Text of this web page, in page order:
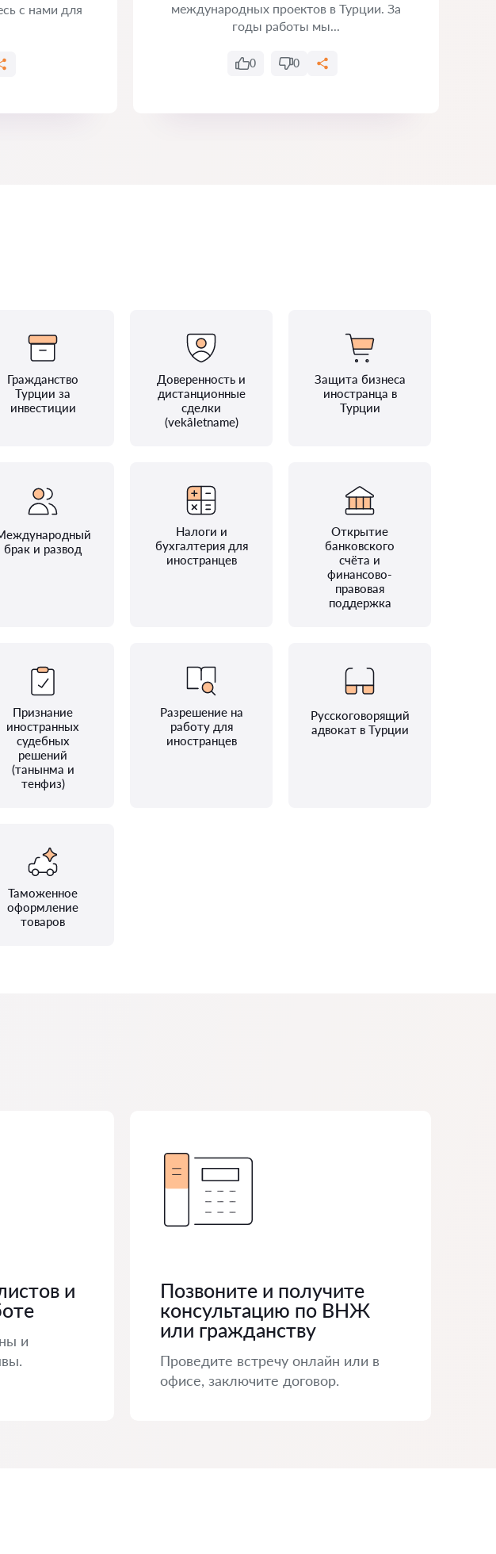
с нами для
международных проектов в Турции. За
годы работы мы...
0 0
Гражданство
Турции за
инвестиции
Доверенность и
дистанционные
сделки
(vekâletname)
Защита бизнеса
иностранца в
Турции
брак и развод
Налоги и
бухгалтерия для
иностранцев
Открытие
банковского
счёта и
финансово-
правовая
поддержка
Признание
иностранных
судебных
решений
(танынма и
тенфиз)
Разрешение на
работу для
иностранцев
Русскоговорящий
адвокат в Турции
Таможенное
оформление
товаров
и
и
Позвоните и получите
консультацию по ВНЖ
или гражданству
Проведите встречу онлайн или в
офисе, заключите договор.